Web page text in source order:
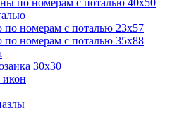
по номерам с поталью 40х50
по номерам с поталью 23х57
по номерам с поталью 35х88
30х30
икон